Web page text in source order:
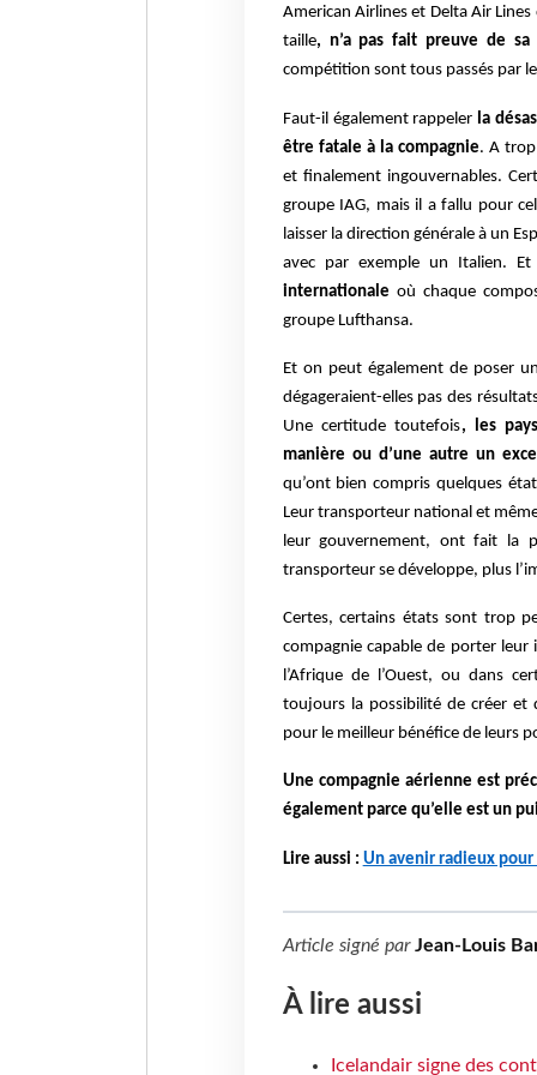
American Airlines et Delta Air
taille, n’a pas fait preuve de sa
compétition sont tous passés par
Faut-il également rappeler la
être fatale à la compagnie. A
et finalement ingouvernables.
groupe IAG, mais il a fallu pour
laisser la direction générale à un
avec par exemple un Italien.
internationale où chaque
groupe Lufthansa.
Et on peut également de poser
dégageraient-elles pas des
Une certitude toutefois, les
manière ou d’une autre un
qu’ont bien compris quelques
Leur transporteur national et
leur gouvernement, ont fait la
transporteur se développe, plus
Certes, certains états sont trop
compagnie capable de porter leur
l’Afrique de l’Ouest, ou dans
toujours la possibilité de créer et
pour le meilleur bénéfice de leurs
Une compagnie aérienne est
également parce qu’elle est un
Lire aussi : Un avenir radieux pour
Article signé parJean-Louis
À lire aussi
Icelandair signe des